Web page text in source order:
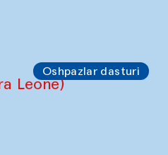
Sahna chiqishlari
yurishi
Zavqiddin